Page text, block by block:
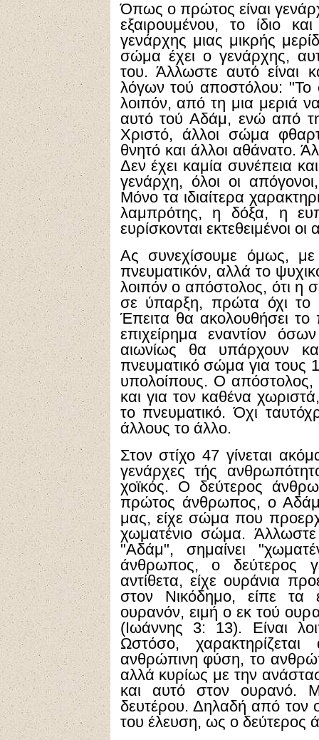
Όπως ο πρώτος είναι
εξαιρουμένου, το ίδιο
γενάρχης μιας μικρής
σώμα έχει ο γενάρχης,
του. Άλλωστε αυτό είναι
λόγων τού αποστόλου:
λοιπόν, από τη μια μεριά
αυτό τού Αδάμ, ενώ από
Χριστό, άλλοι σώμα
θνητό και άλλοι αθάνατο.
Δεν έχει καμία συνέπεια
γενάρχη, όλοι οι
Μόνο τα ιδιαίτερα
λαμπρότης, η δόξα, η
ευρίσκονται εκτεθειμένοι
Ας συνεχίσουμε όμως,
πνευματικόν, αλλά το
λοιπόν ο απόστολος, ότι η
σε ύπαρξη, πρώτα όχι το
Έπειτα θα ακολουθήσει το
επιχείρημα εναντίον
αιωνίως θα υπάρχουν
πνευματικό σώμα για τους
υπολοίπους. Ο απόστολος,
και για τον καθένα
το πνευματικό. Όχι
άλλους το άλλο.
Στον στίχο 47 γίνεται
γενάρχες τής
χοϊκός. Ο δεύτερος
πρώτος άνθρωπος, ο
μας, είχε σώμα που
χωματένιο σώμα. Άλλωστε
"Αδάμ", σημαίνει
άνθρωπος, ο δεύτερος
αντίθετα, είχε ουράνια
στον Νικόδημο, είπε τα
ουρανόν, ειμή ο εκ τού
(Ιωάννης 3: 13). Είναι
Ωστόσο,
ανθρώπινη φύση, το
αλλά κυρίως με την
και αυτό στον ουρανό.
δευτέρου. Δηλαδή από τον
του έλευση, ως ο δεύτερος